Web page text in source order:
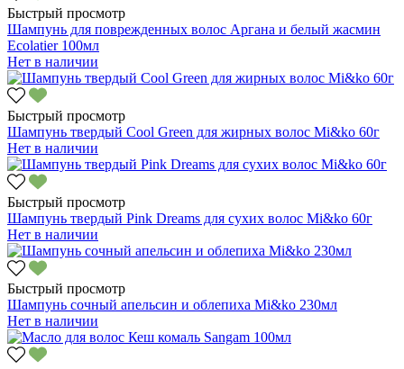
Быстрый просмотр
Шампунь для поврежденных волос Аргана и белый жасмин
Ecolatier 100мл
Нет в наличии
Быстрый просмотр
Шампунь твердый Cool Green для жирных волос Mi&ko 60г
Нет в наличии
Быстрый просмотр
Шампунь твердый Pink Dreams для сухих волос Mi&ko 60г
Нет в наличии
Быстрый просмотр
Шампунь сочный апельсин и облепиха Mi&ko 230мл
Нет в наличии